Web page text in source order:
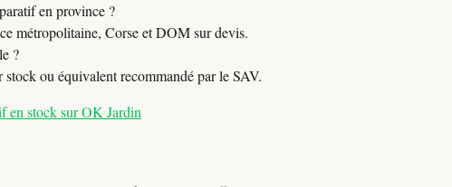
en province ?
métropolitaine, Corse et DOM sur devis.
?
ou équivalent recommandé par le SAV.
en stock sur OK Jardin